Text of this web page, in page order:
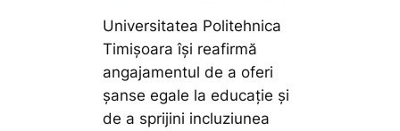
Universitatea Politehnica
Timișoara își reafirmă
angajamentul de a oferi
șanse egale la educație și
de a sprijini incluziunea